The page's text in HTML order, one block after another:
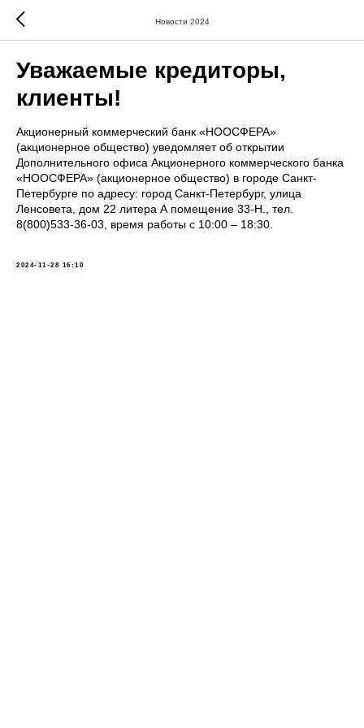
Новости 2024
Уважаемые кредиторы,
клиенты!
Акционерный коммерческий банк «НООСФЕРА»
(акционерное общество) уведомляет об открытии
Дополнительного офиса Акционерного коммерческого банка
«НООСФЕРА» (акционерное общество) в городе Санкт-
Петербурге по адресу: город Санкт-Петербург, улица
Ленсовета, дом 22 литера А помещение 33-Н., тел.
8(800)533-36-03, время работы с 10:00 – 18:30.
2024-11-28 16:10